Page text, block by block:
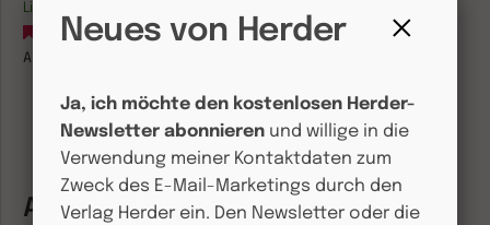
Lieferbar in 1-3 Werktagen
Auf die Merkliste
Auch erhältlich als
Autorinnen und Autoren
Neues von Herder
Ja, ich möchte den kostenlosen Herder-
Newsletter abonnieren und willige in die
Verwendung meiner Kontaktdaten zum
Zweck des E-Mail-Marketings durch den
Verlag Herder ein. Den Newsletter oder die